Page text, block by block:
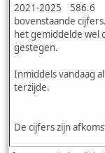
2021-2025 586.6
bovenstaande
het gemiddelde wel
gestegen.
Inmiddels vandaag
terzijde.
De cijfers zijn